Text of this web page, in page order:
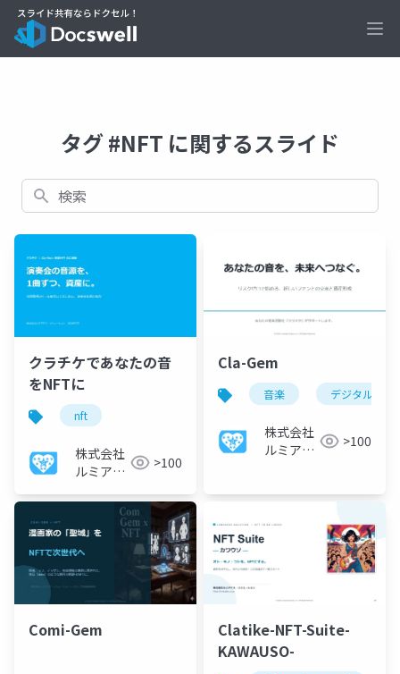
タグ #NFT に関するスライド
検索
クラチケであなたの音
をNFTに
nft
株式会社
ルミアデ
ューショ
ン
>100
Cla-Gem
音楽 デジタル資産
株式会社
ルミアデ
>100
Comi-Gem
Clatike-NFT-Suite-
KAWAUSO-